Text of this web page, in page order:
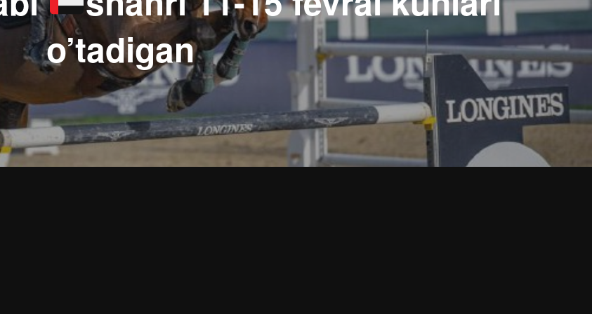
o’tadigan